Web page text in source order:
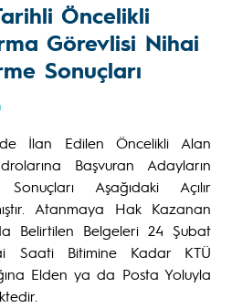
Öncelikli
Görevlisi Nihai
Sonuçları
İlan Edilen Öncelikli Alan
Başvuran Adayların
Aşağıdaki Açılır
Atanmaya Hak Kazanan
Belirtilen Belgeleri 24 Şubat
Saati Bitimine Kadar KTÜ
Elden ya da Posta Yoluyla